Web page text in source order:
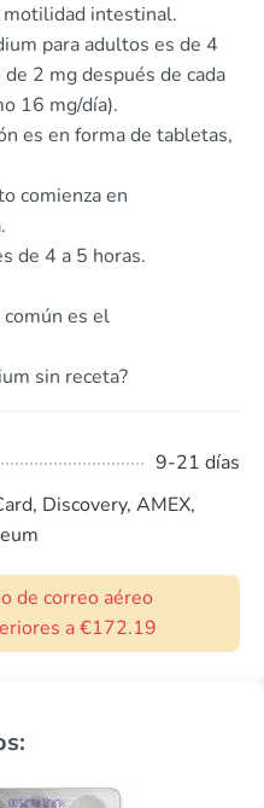
intestinal.
para adultos es de 4
2 mg después de cada
16 mg/día).
es en forma de tabletas,
comienza en
de 4 a 5 horas.
es el
sin receta?
9-21 días
Discovery, AMEX,
de correo aéreo
a €172.19